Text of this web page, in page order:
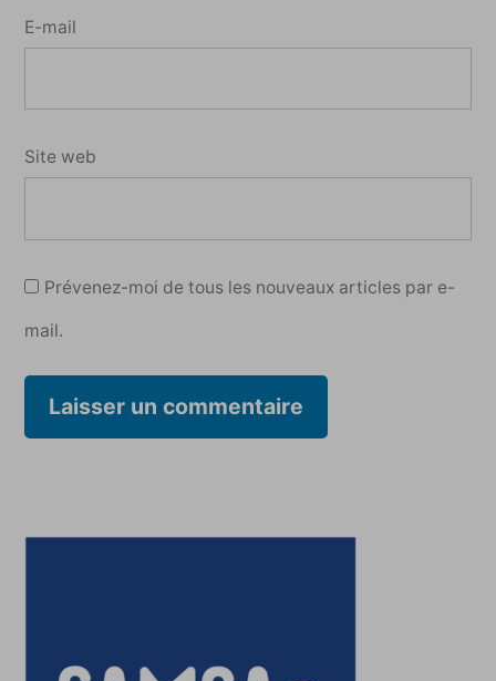
E-mail
Site web
Prévenez-moi de tous les nouveaux articles par e-
mail.